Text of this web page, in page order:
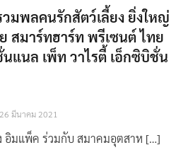
มพลคนรักสัตว์เลี้ยง ยิ่งใหญ่
สมาร์ทฮาร์ท พรีเซนต์ ไทย
แนล เพ็ท วาไรตี้ เอ็กซิบิชั่น
26 มีนาคม 2021
อิมแพ็ค ร่วมกับ สมาคมอุตสาห […]